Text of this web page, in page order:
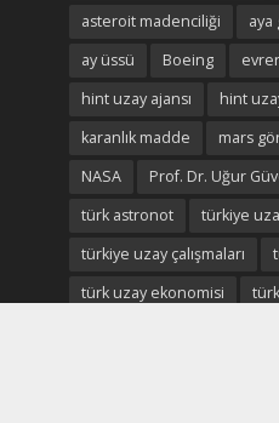
asteroit madenciliği
aya
ay üssü
Boeing
hint uzay ajansı
hint
karanlık madde
mars
NASA
Prof. Dr. Uğur
türk astronot
türkiye
türkiye uzay çalışmaları
türk uzay ekonomisi